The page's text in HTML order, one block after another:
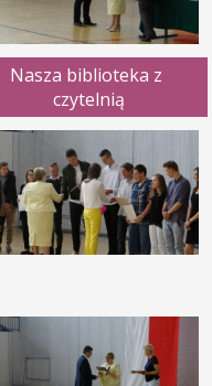
Nasza biblioteka z
czytelnią